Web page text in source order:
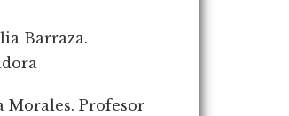
Barraza.
Morales. Profesor